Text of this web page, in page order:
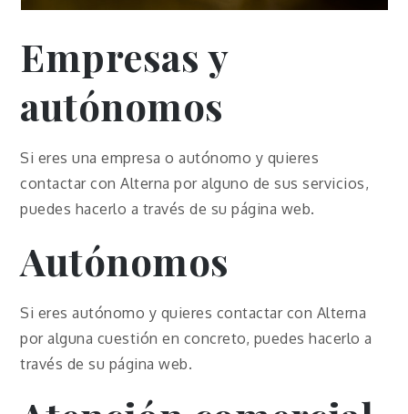
Empresas y
autónomos
Si eres una empresa o autónomo y quieres
contactar con Alterna por alguno de sus servicios,
puedes hacerlo a través de su página web.
Autónomos
Si eres autónomo y quieres contactar con Alterna
por alguna cuestión en concreto, puedes hacerlo a
través de su página web.